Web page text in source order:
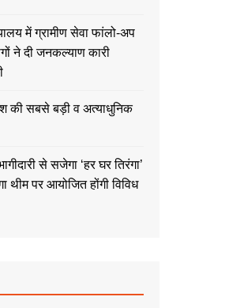
में ग्रामीण सेवा फांलो-अप
ने दी जनकल्याण कारी
की सबसे बड़ी व अत्याधुनिक
से सजेगा ‘हर घर तिरंगा’
थीम पर आयोजित होंगी विविध